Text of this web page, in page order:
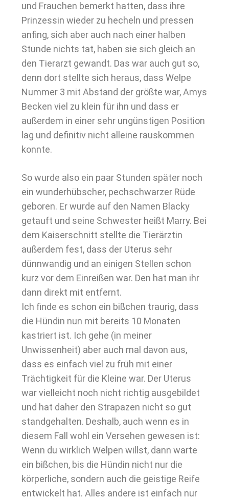
und Frauchen bemerkt hatten, dass ihre
Prinzessin wieder zu hecheln und pressen
anfing, sich aber auch nach einer halben
Stunde nichts tat, haben sie sich gleich an
den Tierarzt gewandt. Das war auch gut so,
denn dort stellte sich heraus, dass Welpe
Nummer 3 mit Abstand der größte war, Amys
Becken viel zu klein für ihn und dass er
außerdem in einer sehr ungünstigen Position
lag und definitiv nicht alleine rauskommen
konnte.
So wurde also ein paar Stunden später noch
ein wunderhübscher, pechschwarzer Rüde
geboren. Er wurde auf den Namen Blacky
getauft und seine Schwester heißt Marry. Bei
dem Kaiserschnitt stellte die Tierärztin
außerdem fest, dass der Uterus sehr
dünnwandig und an einigen Stellen schon
kurz vor dem Einreißen war. Den hat man ihr
dann direkt mit entfernt.
Ich finde es schon ein bißchen traurig, dass
die Hündin nun mit bereits 10 Monaten
kastriert ist. Ich gehe (in meiner
Unwissenheit) aber auch mal davon aus,
dass es einfach viel zu früh mit einer
Trächtigkeit für die Kleine war. Der Uterus
war vielleicht noch nicht richtig ausgebildet
und hat daher den Strapazen nicht so gut
standgehalten. Deshalb, auch wenn es in
diesem Fall wohl ein Versehen gewesen ist:
Wenn du wirklich Welpen willst, dann warte
ein bißchen, bis die Hündin nicht nur die
körperliche, sondern auch die geistige Reife
entwickelt hat. Alles andere ist einfach nur